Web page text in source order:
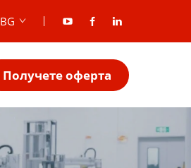
BG
Получете оферта